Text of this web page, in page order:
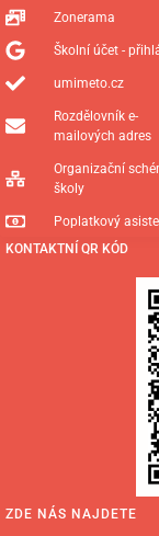
ZDE NÁS NAJDETE
KONTAKTNÍ QR KÓD
Zonerama
Školní účet -
umimeto.cz
Rozdělovník e-
mailových adres
Organizační
školy
Poplatkový